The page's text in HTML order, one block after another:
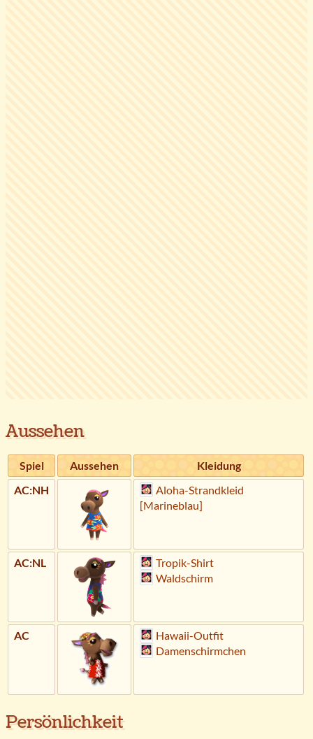
Aussehen
Spiel Aussehen
Kleidung
AC:NH
Aloha-Strandkleid
[Marineblau]
AC:NL
Tropik-Shirt
Waldschirm
AC
Hawaii-Outfit
Damenschirmchen
Persönlichkeit